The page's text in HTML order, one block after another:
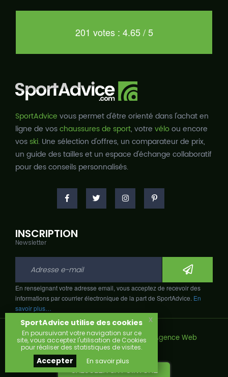
CALCULER SA POINTURE
201 votes : 4.65 / 5
SportAdvice vous permet d'être orienté dans l'achat en
ligne de voschaussures de sport, votre véloou encore
vosski. Une sélection d'offres, un comparateur de prix,
un guide des tailles et un espace d'échange collaboratif
pour des conseils personnalisés.
INSCRIPTION
Newsletter
En renseignant votre adresse email, vous acceptez de recevoir des
informations par courrier électronique de la part de SportAdvice. En
savoir plus…
Copyright © 2026, Développé avec par
Agence Web
Narobaz.
SportAdvice utilise des cookies
En poursuivant votre navigation sur ce
site, vous acceptez l'utilisation de Cookies
pour réaliser des statistiques de visites.
Accepter En savoir plus
x